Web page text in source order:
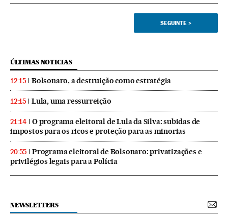
SEGUINTE >
ÚLTIMAS NOTICIAS
12:15 Bolsonaro, a destruição como estratégia
12:15 Lula, uma ressurreição
21:14
O programa eleitoral de Lula da Silva: subidas de
impostos para os ricos e proteção para as minorias
20:55
Programa eleitoral de Bolsonaro: privatizações e
privilégios legais para a Polícia
NEWSLETTERS